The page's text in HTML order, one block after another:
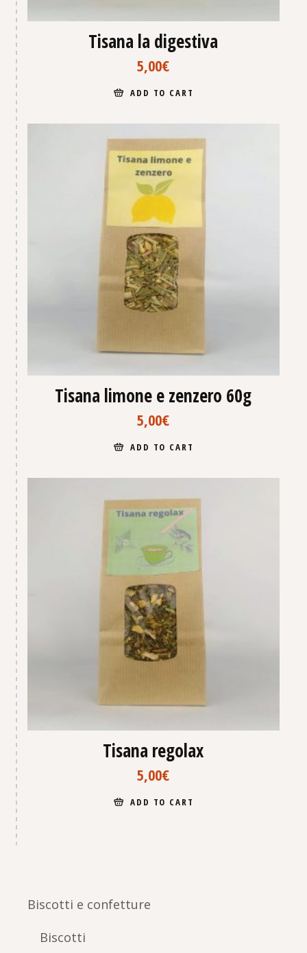
Tisana la digestiva
5,00€
ADD TO CART
Tisana limone e zenzero 60g
5,00€
ADD TO CART
Tisana regolax
5,00€
ADD TO CART
Biscotti e confetture
Biscotti